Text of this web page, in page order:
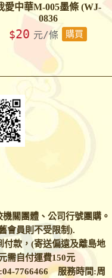
愛中華M-005墨條 (WJ-
0836
$20 元/條 購買
機關團體、公司行號團購。
會員則不受限制).
付款，(寄送偏遠及離島地
需自付運費150元
7766466服務時間:周